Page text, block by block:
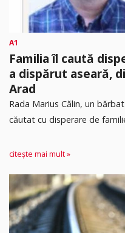
A1
Familia îl caută
a dispărut aseară,
Arad
Rada Marius Călin, un
căutat cu disperare de
citește mai mult »